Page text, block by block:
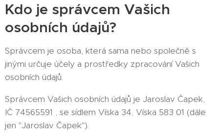
Kdo je správcem Vašich
osobních údajů?
Správcem je osoba, která sama nebo společně s
jinými určuje účely a prostředky zpracování Vašich
osobních údajů.
Správcem Vašich osobních údajů je Jaroslav Čapek,
IČ 74565591 , se sídlem Víska 34, Víska 583 01 (dále
jen "Jaroslav Čapek").